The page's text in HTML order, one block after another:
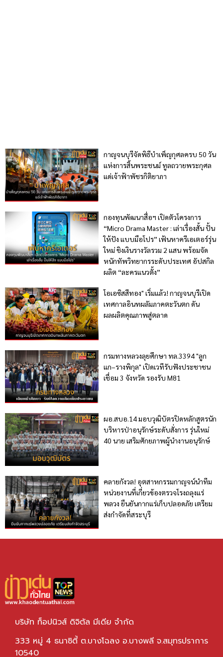
กาญจนบุรีจัดพิธีบำเพ็ญกุศลครบ 50 วัน
แห่งการสิ้นพระชนม์ ทูลถวายพระกุศล
แด่เจ้าฟ้าพัชรกิติยาภา
กองทุนพัฒนาสื่อฯ เปิดตัวโครงการ
“Micro Drama Master : เล่าเรื่องสั้น ปั้น
ให้ปัง แบบมือโปร” เฟ้นหาครีเอเตอร์รุ่น
ใหม่ ชิงเงินรางวัลรวม 2 แสน พร้อมจัด
หนักทัพวิทยากรระดับประเทศ อัปสกิล
ผลิต “ละครแนวตั้ง”
โอเอซิสสีทอง" เริ่มแล้ว! กาญจนบุรีเปิด
เทศกาลอินทผลัมภาคตะวันตก ดัน
ผลผลิตคุณภาพสู่ตลาด
กรมทางหลวงลุยศึกษา ทล.3394 "ลูก
แก–รางพิกุล" เปิดเวทีรับฟังประชาชน
เชื่อม 3 จังหวัด รองรับ M81
ผอ.สบอ.14 มอบวุฒิบัตรปิดหลักสูตรนัก
บริหารป่าอนุรักษ์ระดับสั่งการ รุ่นใหม่
40 นาย เสริมศักยภาพผู้นำงานอนุรักษ์
คลายกังวล! อุตสาหกรรมกาญจน์นำทีม
หน่วยงานที่เกี่ยวข้องตรวจโรงถลุงแร่
พลวง ยืนยันกากแร่เก็บปลอดภัย เตรียม
ส่งกำจัดที่สระบุรี
บริษัท ท็อปนิวส์ ดิจิตัล มีเดีย จำกัด
333 หมู่ 4 ธนาซิตี้ ต.บางโฉลง อ.บางพลี จ.สมุทรปราการ
10540